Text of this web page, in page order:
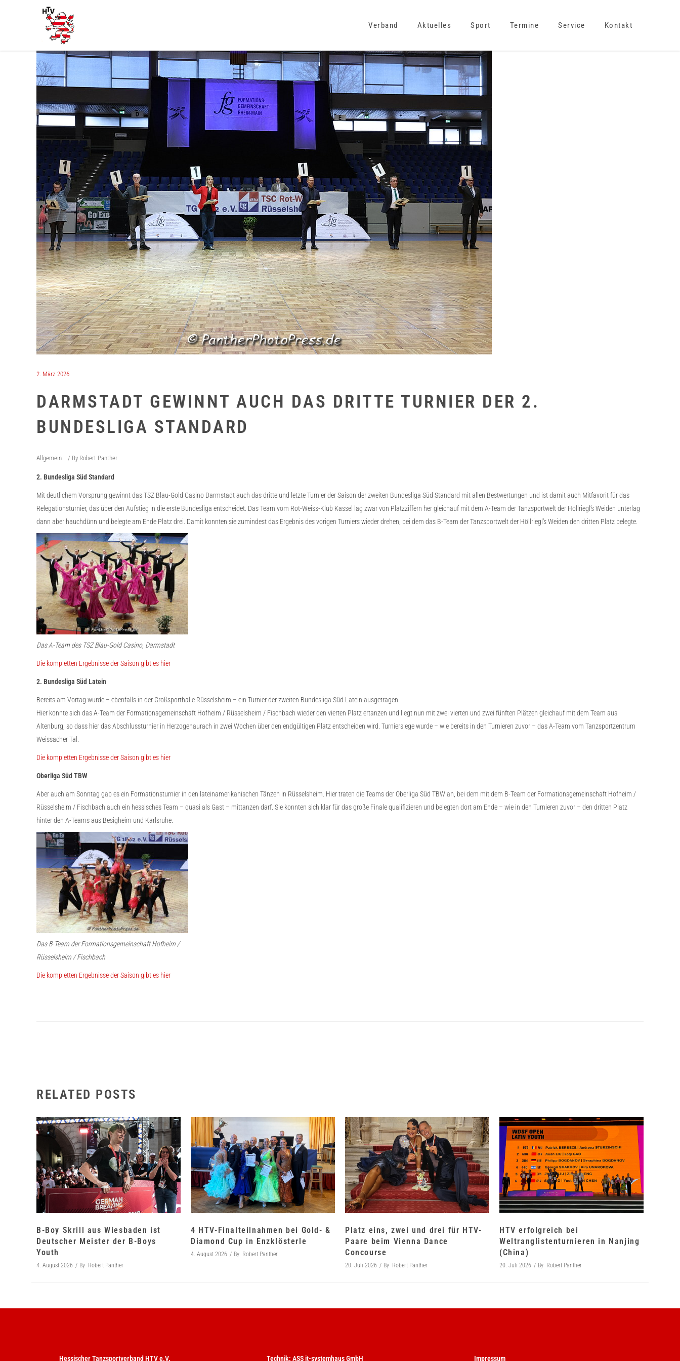
Verband Aktuelles Sport Termine Service Kontakt
2. März 2026
DARMSTADT GEWINNT AUCH DAS DRITTE TURNIER DER 2.
BUNDESLIGA STANDARD
Allgemein By Robert Panther
2. Bundesliga Süd Standard
Mit deutlichem Vorsprung gewinnt das TSZ Blau-Gold Casino Darmstadt auch das dritte und letzte Turnier der Saison der zweiten Bundesliga Süd Standard mit allen Bestwertungen und ist damit auch Mitfavorit für das
Relegationsturnier, das über den Aufstieg in die erste Bundesliga entscheidet. Das Team vom Rot-Weiss-Klub Kassel lag zwar von Platzziffern her gleichauf mit dem A-Team der Tanzsportwelt der Höllriegl’s Weiden unterlag
dann aber hauchdünn und belegte am Ende Platz drei. Damit konnten sie zumindest das Ergebnis des vorigen Turniers wieder drehen, bei dem das B-Team der Tanzsportwelt der Höllriegl’s Weiden den dritten Platz belegte.
Das A-Team des TSZ Blau-Gold Casino, Darmstadt
Die kompletten Ergebnisse der Saison gibt es hier
2. Bundesliga Süd Latein
Bereits am Vortag wurde – ebenfalls in der Großsporthalle Rüsselsheim – ein Turnier der zweiten Bundesliga Süd Latein ausgetragen.
Hier konnte sich das A-Team der Formationsgemeinschaft Hofheim / Rüsselsheim / Fischbach wieder den vierten Platz ertanzen und liegt nun mit zwei vierten und zwei fünften Plätzen gleichauf mit dem Team aus
Altenburg, so dass hier das Abschlussturnier in Herzogenaurach in zwei Wochen über den endgültigen Platz entscheiden wird. Turniersiege wurde – wie bereits in den Turnieren zuvor – das A-Team vom Tanzsportzentrum
Weissacher Tal.
Die kompletten Ergebnisse der Saison gibt es hier
Oberliga Süd TBW
Aber auch am Sonntag gab es ein Formationsturnier in den lateinamerikanischen Tänzen in Rüsselsheim. Hier traten die Teams der Oberliga Süd TBW an, bei dem mit dem B-Team der Formationsgemeinschaft Hofheim /
Rüsselsheim / Fischbach auch ein hessisches Team – quasi als Gast – mittanzen darf. Sie konnten sich klar für das große Finale qualifizieren und belegten dort am Ende – wie in den Turnieren zuvor – den dritten Platz
hinter den A-Teams aus Besigheim und Karlsruhe.
Das B-Team der Formationsgemeinschaft Hofheim /
Rüsselsheim / Fischbach
Die kompletten Ergebnisse der Saison gibt es hier
RELATED POSTS
B-Boy Skrill aus Wiesbaden ist
Deutscher Meister der B-Boys
Youth
4. August 2026 By Robert Panther
4 HTV-Finalteilnahmen bei Gold- &
Diamond Cup in Enzklösterle
4. August 2026 By Robert Panther
Platz eins, zwei und drei für HTV-
Paare beim Vienna Dance
Concourse
20. Juli 2026 By Robert Panther
HTV erfolgreich bei
Weltranglistenturnieren in Nanjing
(China)
20. Juli 2026 By Robert Panther
Hessischer Tanzsportverband HTV e.V. Technik: ASS it-systemhaus GmbH Impressum